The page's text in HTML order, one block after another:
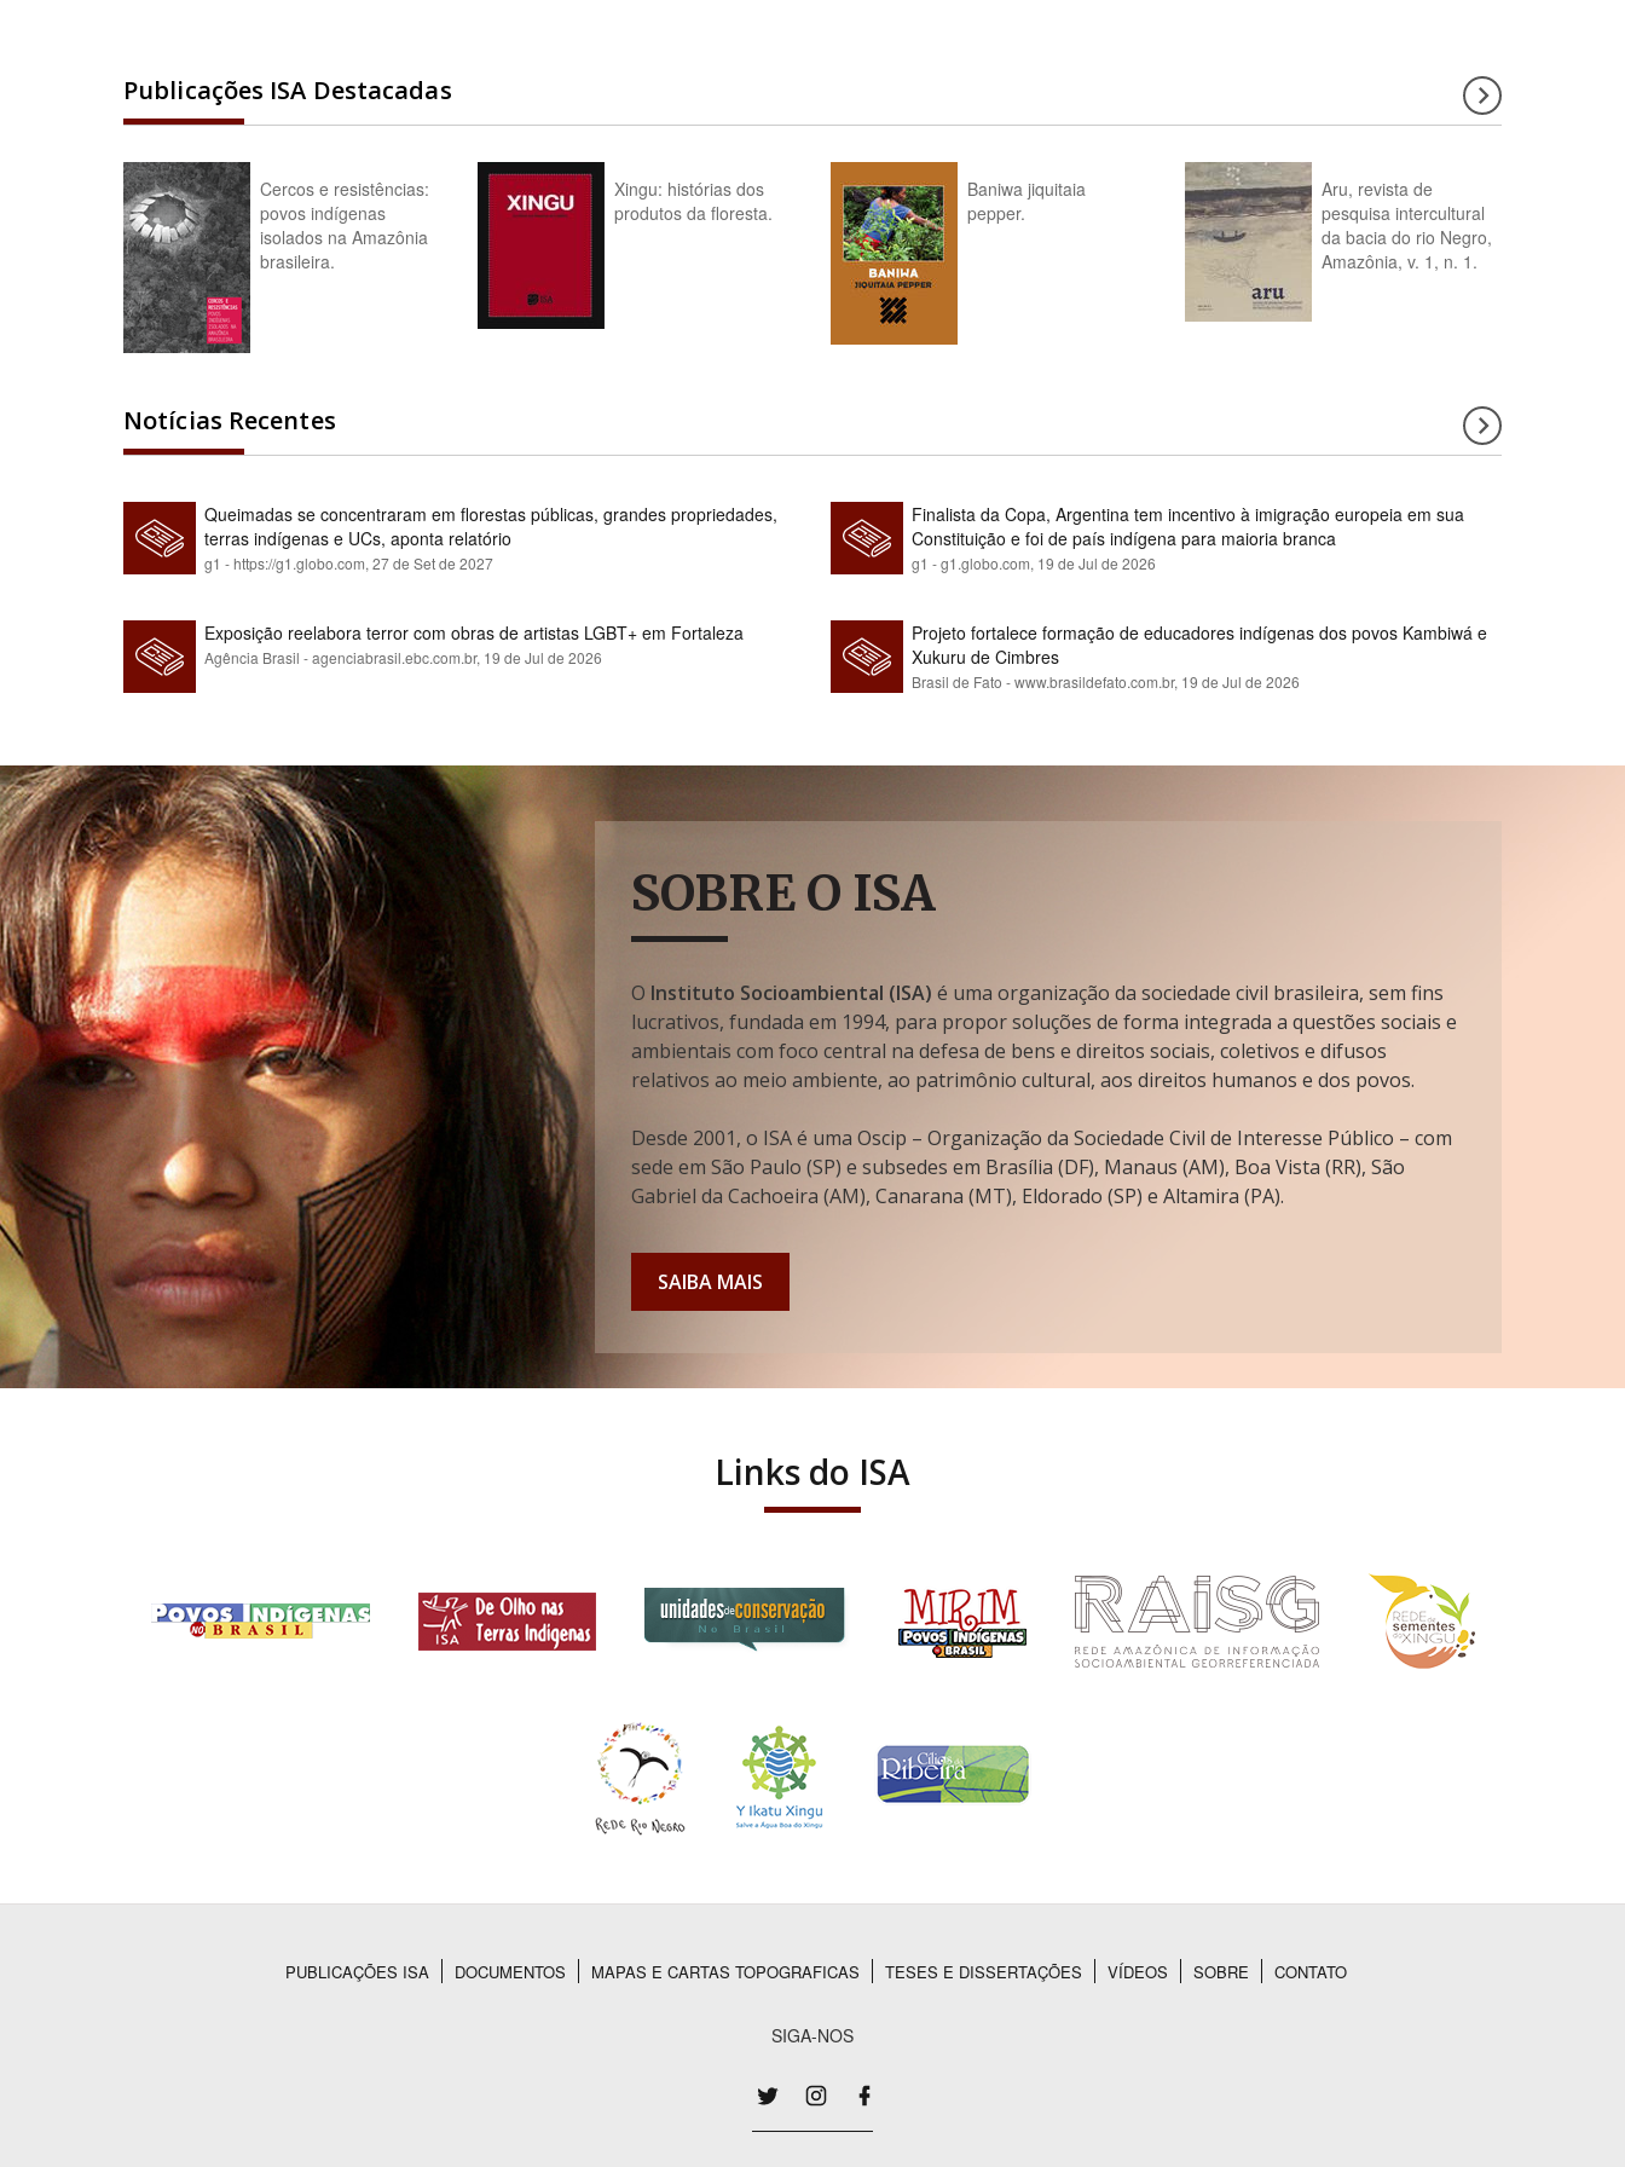
Publicações ISA Destacadas
Cercos e resistências:
povos indígenas
isolados na Amazônia
brasileira.
Xingu: histórias dos
produtos da floresta.
Baniwa jiquitaia
pepper.
Aru, revista de
pesquisa intercultural
da bacia do rio Negro,
Amazônia, v. 1, n. 1.
Notícias Recentes
Queimadas se concentraram em florestas públicas, grandes propriedades,
terras indígenas e UCs, aponta relatório
g1 - https://g1.globo.com, 27 de Set de 2027
Finalista da Copa, Argentina tem incentivo à imigração europeia em sua
Constituição e foi de país indígena para maioria branca
g1 - g1.globo.com, 19 de Jul de 2026
Exposição reelabora terror com obras de artistas LGBT+ em Fortaleza
Agência Brasil - agenciabrasil.ebc.com.br, 19 de Jul de 2026
Projeto fortalece formação de educadores indígenas dos povos Kambiwá e
Xukuru de Cimbres
Brasil de Fato - www.brasildefato.com.br, 19 de Jul de 2026
SOBRE O ISA
O Instituto Socioambiental (ISA) é uma organização da sociedade civil brasileira, sem fins
lucrativos, fundada em 1994, para propor soluções de forma integrada a questões sociais e
ambientais com foco central na defesa de bens e direitos sociais, coletivos e difusos
relativos ao meio ambiente, ao patrimônio cultural, aos direitos humanos e dos povos.
Desde 2001, o ISA é uma Oscip – Organização da Sociedade Civil de Interesse Público – com
sede em São Paulo (SP) e subsedes em Brasília (DF), Manaus (AM), Boa Vista (RR), São
Gabriel da Cachoeira (AM), Canarana (MT), Eldorado (SP) e Altamira (PA).
SAIBA MAIS
Links do ISA
PUBLICAÇÕES ISA DOCUMENTOS MAPAS E CARTAS TOPOGRAFICAS TESES E DISSERTAÇÕES VÍDEOS SOBRE CONTATO
SIGA-NOS